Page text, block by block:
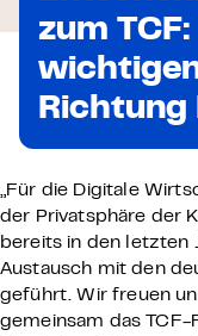
zum
Richtung
„Für die Digitale
der Privatsphäre der
bereits in den letzten
Austausch mit den
geführt. Wir freuen
gemeinsam das